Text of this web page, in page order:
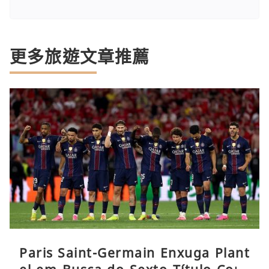
更多旅遊文章推薦
Paris Saint-Germain Enxuga Plant